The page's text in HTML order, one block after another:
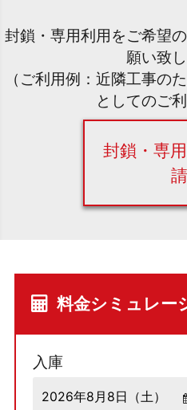
封鎖・専用利用をご希望
願い致し
（ご利用例：近隣工事の
としてのご
封鎖・専
請
料金シミュレー
入庫